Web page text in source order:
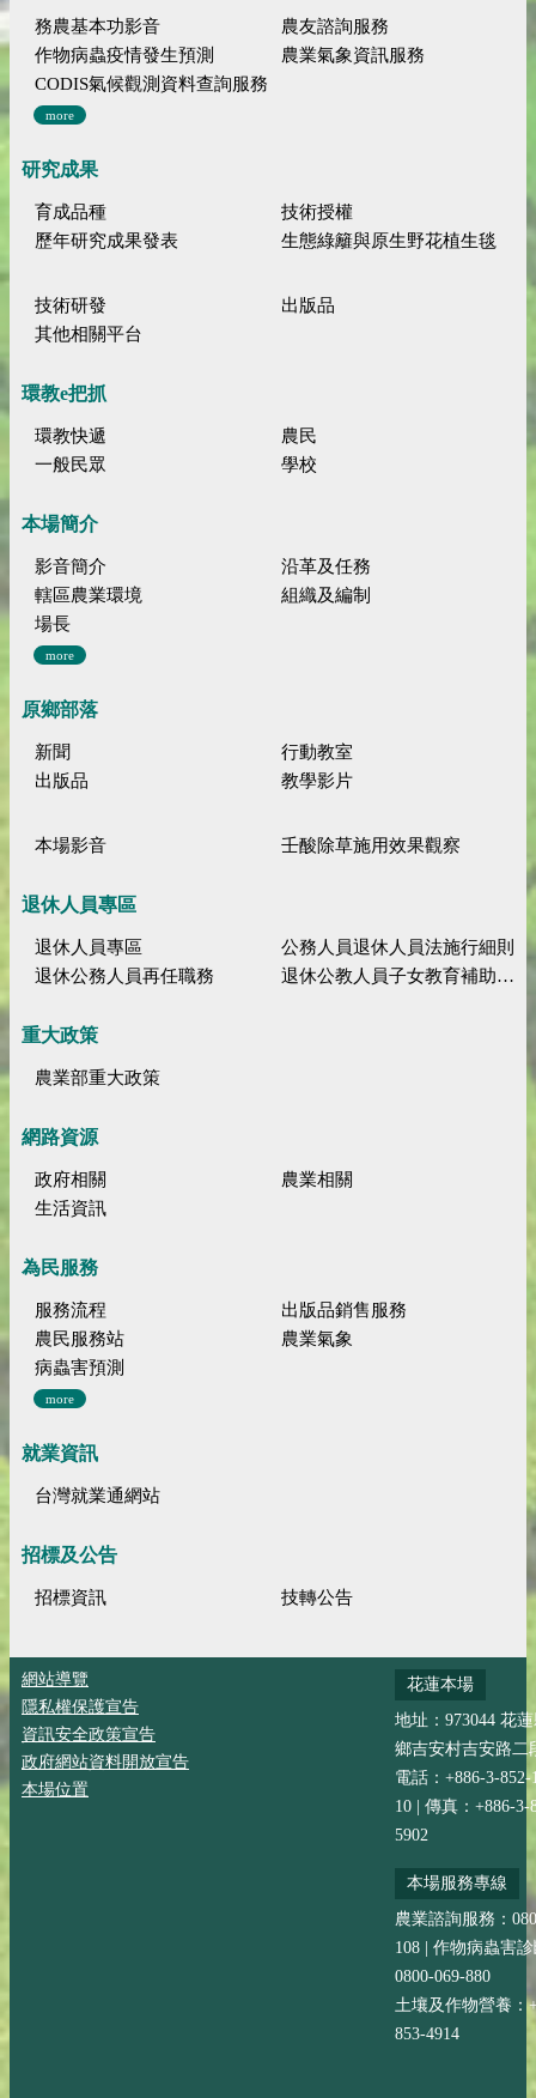
務農基本功影音
農友諮詢服務
作物病蟲疫情發生預測
農業氣象資訊服務
CODIS氣候觀測資料查詢服務
more
研究成果
育成品種
技術授權
歷年研究成果發表
生態綠籬與原生野花植生毯
技術研發
出版品
其他相關平台
環教e把抓
環教快遞
農民
一般民眾
學校
本場簡介
影音簡介
沿革及任務
轄區農業環境
組織及編制
場長
more
原鄉部落
新聞
行動教室
出版品
教學影片
本場影音 壬酸除草施用效果觀察
退休人員專區
退休人員專區
公務人員退休人員法施行細則
退休公務人員再任職務
退休公教人員子女教育補助規定
重大政策
農業部重大政策
網路資源
政府相關
農業相關
生活資訊
為民服務
服務流程
出版品銷售服務
農民服務站
農業氣象
病蟲害預測
more
就業資訊
台灣就業通網站
招標及公告
招標資訊 技轉公告
網站導覽
隱私權保護宣告
資訊安全政策宣告
政府網站資料開放宣告
本場位置
花蓮本場
地址：973044 花
鄉吉安村吉安路二
電話：+886-3-852-
10 | 傳真：+886-3-
5902
本場服務專線
農業諮詢服務：
108 | 作物病蟲害
0800-069-880
土壤及作物營養：
853-4914